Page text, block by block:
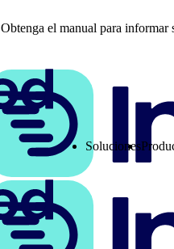
Obtenga el manual para informar
Soluciones